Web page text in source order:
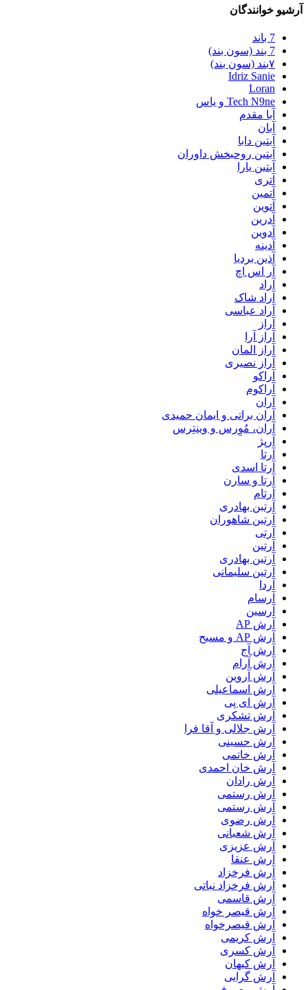
آرشیو خوانندگان
7 باند
7 بند (سون بند)
۷بند (سون بند)
Idriz Sanie
Loran
Tech N9ne و یاس
آبا مقدم
آبان
آبتین دابا
آبتین روحبخش داوران
آبتین یارا
آتری
آتمین
آتوین
آدرین
آدوین
آدینه
آذین بردیا
آر اس اچ
آراد
آراد شاک
آراد عباسی
آراز
آراز آرا
آراز المان
آراز نصیری
آراکو
آراکوم
آران
آران براتی و ایمان حمیدی
آران، مُوِرس و وینتِرس
آرپژ
آرتا
آرتا اسدی
آرتا و سارن
آرتام
آرتبن بهادری
آرتين شاهوران
آرتی
آرتین
آرتین بهادری
آرتین سلیمانی
آردا
آرسام
آرسین
آرش AP
آرش AP و مسیح
آرش آج
آرش آرام
آرش آروین
آرش اسماعیلی
آرش ای پی
آرش تشکری
آرش جلالی و آقا فرا
آرش حسینی
آرش خاتمی
آرش خان احمدی
آرش رادان
آرش رستمى
آرش رستمی
آرش رضوی
آرش شعبانی
آرش عزیزی
آرش عنقا
آرش فرخزاد
آرش فرخزاد نباتی
آرش قاسمی
آرش قیصر خواه
آرش قیصرخواه
آرش کریمی
آرش کسری
آرش کیهان
آرش گرایی